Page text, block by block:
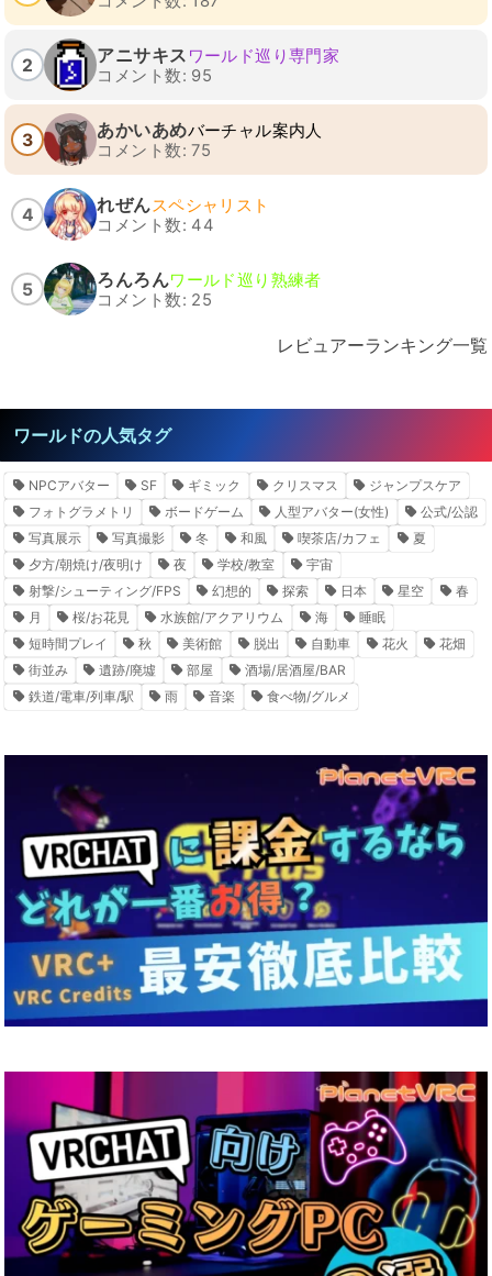
2 アニサキス ワールド巡り専門家
コメント数: 95
3 あかいあめバーチャル案内人
コメント数: 75
4 れぜんスペシャリスト
コメント数: 44
5 ろんろんワールド巡り熟練者
コメント数: 25
レビュアーランキング一覧
ワールドの人気タグ
NPCアバター SF ギミック クリスマス
ジャンプスケア
フォトグラメトリ
ボードゲーム 人型アバター(女性)
公式/公認
写真展示
写真撮影 冬 和風 喫茶店/カフェ
夏
夕方/朝焼け/夜明け
夜 学校/教室
宇宙
射撃/シューティング/FPS
幻想的 探索 日本 星空
春
月
桜/お花見 水族館/アクアリウム 海
睡眠
短時間プレイ
秋 美術館 脱出 自動車 花火
花畑
街並み
遺跡/廃墟 部屋
酒場/居酒屋/BAR
鉄道/電車/列車/駅
雨 音楽 食べ物/グルメ